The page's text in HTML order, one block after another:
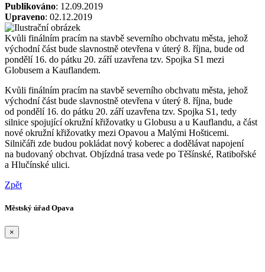
Publikováno: 12.09.2019
Upraveno: 02.12.2019
Kvůli finálním pracím na stavbě severního obchvatu města, jehož
východní část bude slavnostně otevřena v úterý 8. října, bude od
pondělí 16. do pátku 20. září uzavřena tzv. Spojka S1 mezi
Globusem a Kauflandem.
Kvůli finálním pracím na stavbě severního obchvatu města, jehož
východní část bude slavnostně otevřena v úterý 8. října, bude
od pondělí 16. do pátku 20. září uzavřena tzv. Spojka S1, tedy
silnice spojující okružní křižovatky u Globusu a u Kauflandu, a část
nové okružní křižovatky mezi Opavou a Malými Hošticemi.
Silničáři zde budou pokládat nový koberec a dodělávat napojení
na budovaný obchvat. Objízdná trasa vede po Těšínské, Ratibořské
a Hlučínské ulici.
Zpět
Městský úřad Opava
×